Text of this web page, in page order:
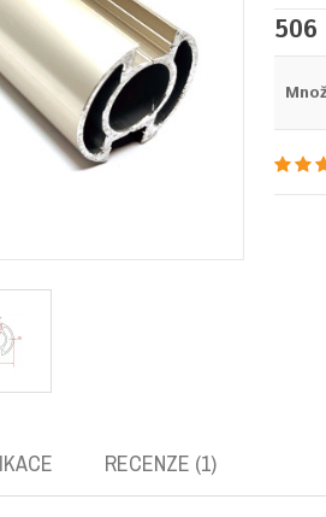
506
RECENZE (1)